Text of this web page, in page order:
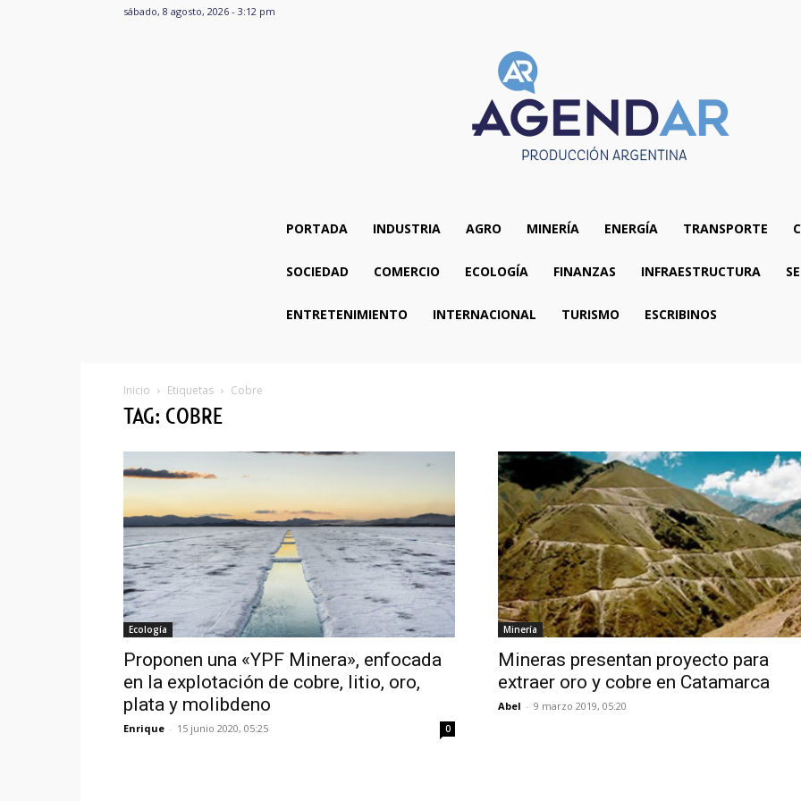
sábado, 8 agosto, 2026 - 3:12 pm
PORTADA INDUSTRIA AGRO MINERÍA ENERGÍA TRANSPORTE
SOCIEDAD COMERCIO ECOLOGÍA FINANZAS INFRAESTRUCTURA
ENTRETENIMIENTO INTERNACIONAL TURISMO ESCRIBINOS
Inicio Etiquetas Cobre
TAG: COBRE
Ecología
Proponen una «YPF Minera», enfocada
en la explotación de cobre, litio, oro,
plata y molibdeno
Enrique - 15 junio 2020, 05:25 0
Minería
Mineras presentan proyecto para
extraer oro y cobre en Catamarca
Abel - 9 marzo 2019, 05:20